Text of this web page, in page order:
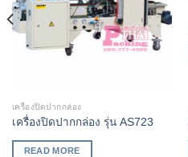
เครื่องปิดปากกล่อง
เครื่องปิดปากกล่อง รุ่น AS723
READ MORE